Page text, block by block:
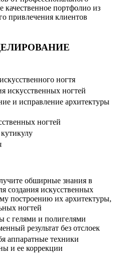
качественное портфолио из
привлечения клиентов
ногтя
искусственных ногтей
и исправление архитектуры
ногтей
обширные знания в
создания искусственных
построению их архитектуры,
ногтей
с гелями и полигелями
результат без отслоек
аппаратные техники
и ее коррекции